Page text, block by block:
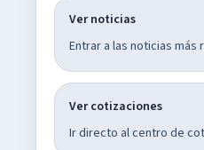
Ver noticias
Entrar a las noticias
Ver cotizaciones
Ir directo al centro de